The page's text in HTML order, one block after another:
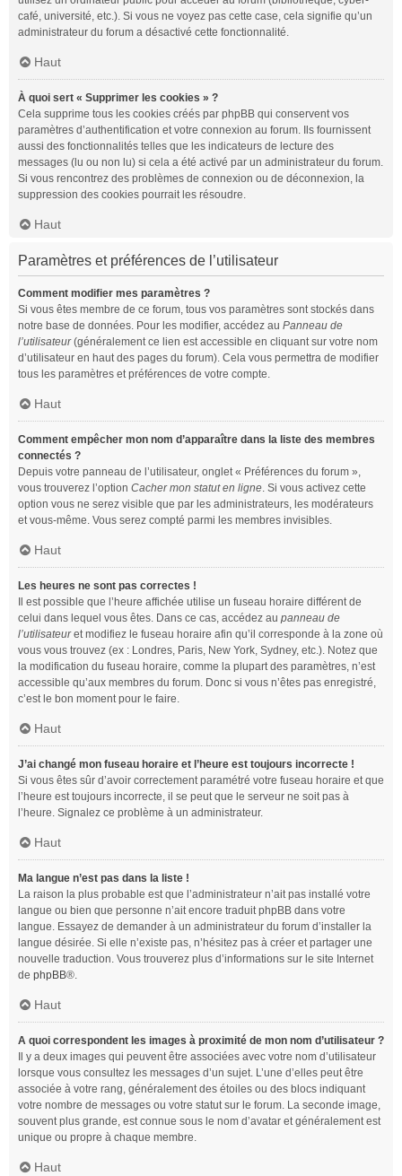
café, université, etc.). Si vous ne voyez pas cette case, cela signifie qu’un
administrateur du forum a désactivé cette fonctionnalité.
Haut
À quoi sert « Supprimer les cookies » ?
Cela supprime tous les cookies créés par phpBB qui conservent vos
paramètres d’authentification et votre connexion au forum. Ils fournissent
aussi des fonctionnalités telles que les indicateurs de lecture des
messages (lu ou non lu) si cela a été activé par un administrateur du forum.
Si vous rencontrez des problèmes de connexion ou de déconnexion, la
suppression des cookies pourrait les résoudre.
Haut
Paramètres et préférences de l’utilisateur
Comment modifier mes paramètres ?
Si vous êtes membre de ce forum, tous vos paramètres sont stockés dans
notre base de données. Pour les modifier, accédez au Panneau de
l’utilisateur(généralement ce lien est accessible en cliquant sur votre nom
d’utilisateur en haut des pages du forum). Cela vous permettra de modifier
tous les paramètres et préférences de votre compte.
Haut
Comment empêcher mon nom d’apparaître dans la liste des membres
connectés ?
Depuis votre panneau de l’utilisateur, onglet « Préférences du forum »,
vous trouverez l’option Cacher mon statut en ligne. Si vous activez cette
option vous ne serez visible que par les administrateurs, les modérateurs
et vous-même. Vous serez compté parmi les membres invisibles.
Haut
Les heures ne sont pas correctes !
Il est possible que l’heure affichée utilise un fuseau horaire différent de
celui dans lequel vous êtes. Dans ce cas, accédez au panneau de
l’utilisateuret modifiez le fuseau horaire afin qu’il corresponde à la zone où
vous vous trouvez (ex : Londres, Paris, New York, Sydney, etc.). Notez que
la modification du fuseau horaire, comme la plupart des paramètres, n’est
accessible qu’aux membres du forum. Donc si vous n’êtes pas enregistré,
c’est le bon moment pour le faire.
Haut
J’ai changé mon fuseau horaire et l’heure est toujours incorrecte !
Si vous êtes sûr d’avoir correctement paramétré votre fuseau horaire et que
l’heure est toujours incorrecte, il se peut que le serveur ne soit pas à
l’heure. Signalez ce problème à un administrateur.
Haut
Ma langue n’est pas dans la liste !
La raison la plus probable est que l’administrateur n’ait pas installé votre
langue ou bien que personne n’ait encore traduit phpBB dans votre
langue. Essayez de demander à un administrateur du forum d’installer la
langue désirée. Si elle n’existe pas, n’hésitez pas à créer et partager une
nouvelle traduction. Vous trouverez plus d’informations sur le site Internet
de phpBB®.
Haut
A quoi correspondent les images à proximité de mon nom d’utilisateur ?
Il y a deux images qui peuvent être associées avec votre nom d’utilisateur
lorsque vous consultez les messages d’un sujet. L’une d’elles peut être
associée à votre rang, généralement des étoiles ou des blocs indiquant
votre nombre de messages ou votre statut sur le forum. La seconde image,
souvent plus grande, est connue sous le nom d’avatar et généralement est
unique ou propre à chaque membre.
Haut